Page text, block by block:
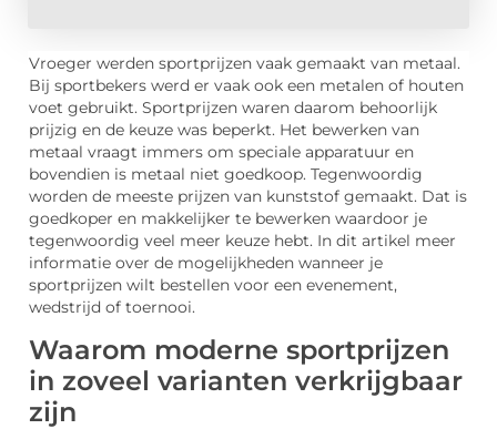
Vroeger werden sportprijzen vaak gemaakt van metaal.
Bij sportbekers werd er vaak ook een metalen of houten
voet gebruikt. Sportprijzen waren daarom behoorlijk
prijzig en de keuze was beperkt. Het bewerken van
metaal vraagt immers om speciale apparatuur en
bovendien is metaal niet goedkoop. Tegenwoordig
worden de meeste prijzen van kunststof gemaakt. Dat is
goedkoper en makkelijker te bewerken waardoor je
tegenwoordig veel meer keuze hebt. In dit artikel meer
informatie over de mogelijkheden wanneer je
sportprijzen wilt bestellen voor een evenement,
wedstrijd of toernooi.
Waarom moderne sportprijzen
in zoveel varianten verkrijgbaar
zijn